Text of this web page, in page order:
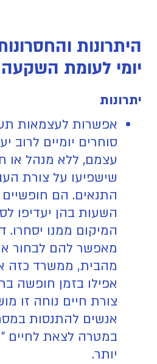
היתרונות
יומי לעומת
יתרונות
אפשרות לעצמאות
סוחרים יומיים לרוב
עצמם, ללא מנהל או
שישפיעו על צורת
התנאים. הם
השעות בהן יעדיפו
המיקום ממנו יסחרו.
מאפשר להם לבחור
מהבית, ממשרד כזה
אפילו בזמן חופשה
צורת חיים נוחה זו
אנשים להתנסות
במטרה לצאת לחיים
יותר.